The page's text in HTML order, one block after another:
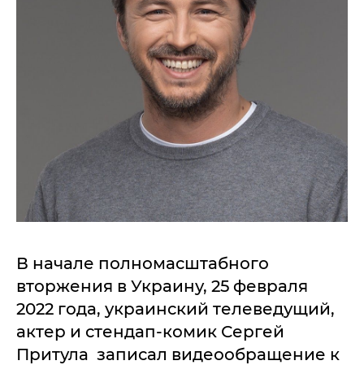
В начале полномасштабного
вторжения в Украину, 25 февраля
2022 года, украинский телеведущий,
актер и стендап-комик Сергей
Притула записал видеообращение к